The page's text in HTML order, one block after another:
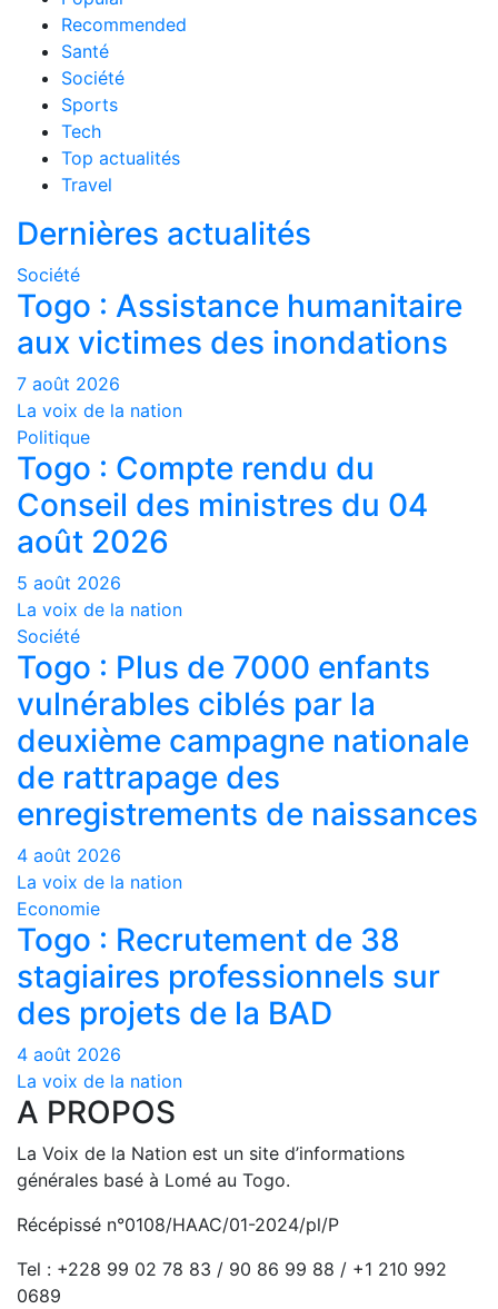
Recommended
Santé
Société
Sports
Tech
Top actualités
Travel
Dernières actualités
Société
Togo : Assistance humanitaire
aux victimes des inondations
7 août 2026
La voix de la nation
Politique
Togo : Compte rendu du
Conseil des ministres du 04
août 2026
5 août 2026
La voix de la nation
Société
Togo : Plus de 7000 enfants
vulnérables ciblés par la
deuxième campagne nationale
de rattrapage des
enregistrements de naissances
4 août 2026
La voix de la nation
Economie
Togo : Recrutement de 38
stagiaires professionnels sur
des projets de la BAD
4 août 2026
La voix de la nation
A PROPOS
La Voix de la Nation est un site d’informations
générales basé à Lomé au Togo.
Récépissé n°0108/HAAC/01-2024/pl/P
Tel : +228 99 02 78 83 / 90 86 99 88 / +1 210 992
0689